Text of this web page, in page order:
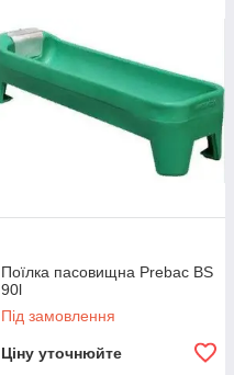
Поїлка пасовищна Prebac BS
90l
Під замовлення
Ціну уточнюйте